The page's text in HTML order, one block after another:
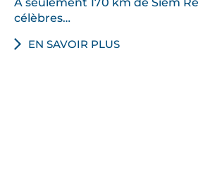
célèbres…
EN SAVOIR PLUS